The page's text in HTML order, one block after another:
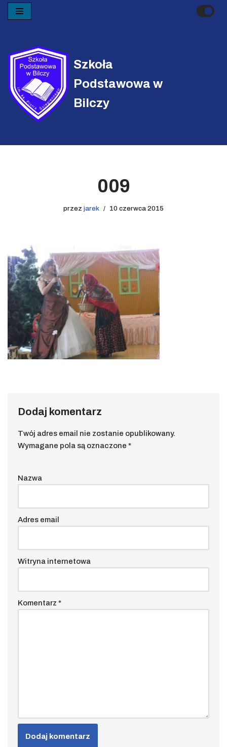
treści
Szkoła
Podstawowa w
Bilczy
009
przez jarek 10 czerwca 2015
Dodaj komentarz
Twój adres email nie zostanie opublikowany.
Wymagane pola są oznaczone *
Nazwa
Adres email
Witryna internetowa
Komentarz *